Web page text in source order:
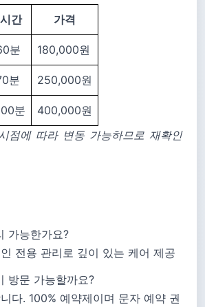
시간 가격
분 180,000원
분 250,000원
분
400,000원
점에 따라 변동 가능하므로 재확인
가능한가요?
전용 관리로 깊이 있는 케어 제공
방문 가능할까요?
다. 100% 예약제이며 문자 예약 권